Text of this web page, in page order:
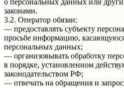
законами.
3.2. Оператор обязан:
— предоставлять субъекту
просьбе информацию,
персональных данных;
— организовывать обработку
в порядке, установленном
законодательством РФ;
— отвечать на обращения и